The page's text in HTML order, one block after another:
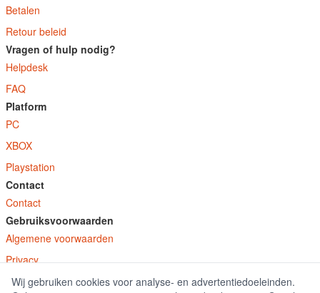
Betalen
Retour beleid
Vragen of hulp nodig?
Helpdesk
FAQ
Platform
PC
XBOX
Playstation
Contact
Contact
Gebruiksvoorwaarden
Algemene voorwaarden
Privacy
© E-Keys B.V. 2026
Wij gebruiken cookies voor analyse- en advertentiedoeleinden.